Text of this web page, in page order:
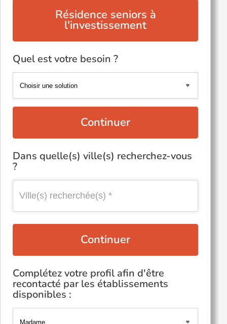
Résidence seniors à
l'investissement
Quel est votre besoin ?
Continuer
Dans quelle(s) ville(s) recherchez-vous
?
Continuer
Complétez votre profil afin d'être
recontacté par les établissements
disponibles :